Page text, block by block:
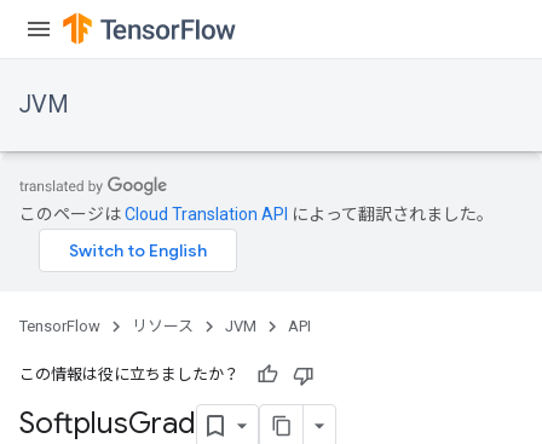
JVM
このページはCloud Translation API によって翻訳されました。
TensorFlow リソース JVM API
この情報は役に立ちましたか？
SoftplusGrad